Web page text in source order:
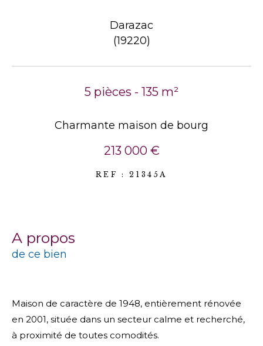
Darazac
(19220)
5 pièces - 135 m²
Charmante maison de bourg
213 000 €
REF : 21345A
a propos
de ce bien
Maison de caractère de 1948, entièrement rénovée
en 2001, située dans un secteur calme et recherché,
à proximité de toutes comodités.